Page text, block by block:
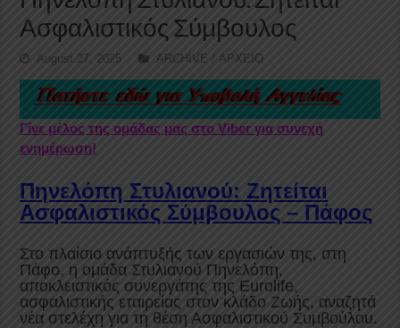
Ασφαλιστικός Σύμβουλος
August 27, 2025 ARCHIVE / ΑΡΧΕΙΟ
Γίνε μέλος της ομάδας μας στο Viber για συνεχή
ενημέρωση!
Πηνελόπη Στυλιανού: Ζητείται
Ασφαλιστικός Σύμβουλος – Πάφος
Στο πλαίσιο ανάπτυξής των εργασιών της, στη
Πάφο, η ομάδα Στυλιανού Πηνελόπη,
αποκλειστικός συνεργάτης της Eurolife,
ασφαλιστικής εταιρείας στον κλάδο Ζωής, αναζητά
νέα στελέχη για τη θέση Ασφαλιστικού Συμβούλου.